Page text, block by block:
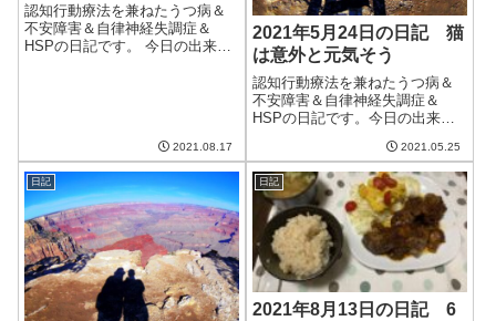
認知行動療法を兼ねたうつ病＆
不安障害＆自律神経失調症＆
HSPの日記です。 今日の出来事
2021.08.17
2021年5月24日の日記 猫
は意外と元気そう
認知行動療法を兼ねたうつ病＆
不安障害＆自律神経失調症＆
HSPの日記です。今日の出来事
れ。久しぶりの晴れ続きで、気
分も少しいい気がする。明日か
らも晴天が続き、木曜日は雨ら
しい。梅雨はどこにいったのだ
ろう。腎臓系の数...
2021.05.25
日記 日記
2021年8月13日の日記 6